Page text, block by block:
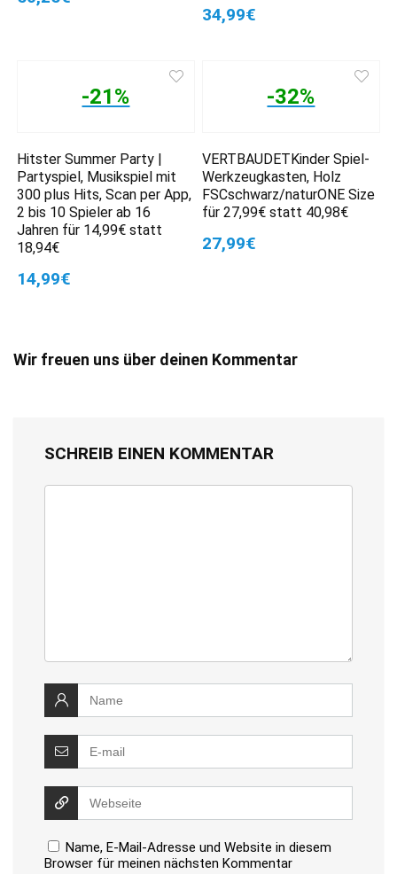
34,99€
-21%
Hitster Summer Party |
Partyspiel, Musikspiel mit
300 plus Hits, Scan per App,
2 bis 10 Spieler ab 16
Jahren für 14,99€ statt
18,94€
14,99€
-32%
VERTBAUDETKinder Spiel-
Werkzeugkasten, Holz
FSCschwarz/naturONE Size
für 27,99€ statt 40,98€
27,99€
Wir freuen uns über deinen Kommentar
SCHREIB EINEN KOMMENTAR
Name, E-Mail-Adresse und Website in diesem
Browser für meinen nächsten Kommentar